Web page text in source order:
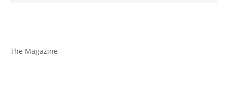
The Magazine